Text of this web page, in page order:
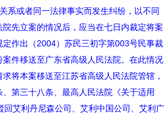
系或者同一法律事实而发生纠纷，以不同
先立案的情况后，应当在七日内裁定将案
作出（2004）苏民三初字第003号民事裁
件移送至广东省高级人民法院。在此情况
将本案移送至江苏省高级人民法院管辖，
第三十八条、最高人民法院《关于适用
回艾利丹尼森公司、艾利中国公司、艾利广